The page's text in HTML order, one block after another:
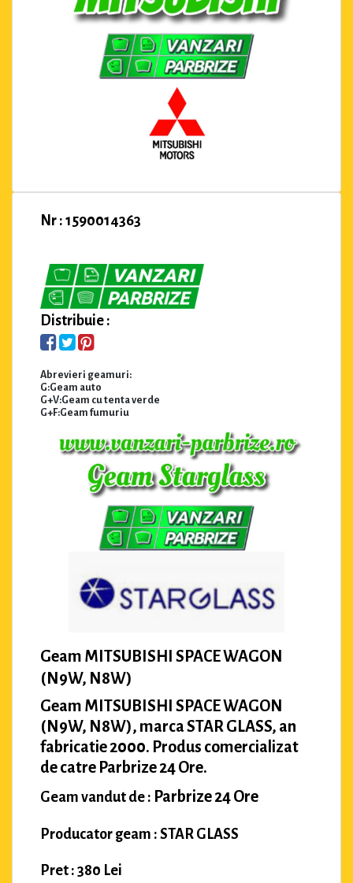
Nr : 1590014363
Distribuie :
Abrevieri geamuri:
G:Geam auto
G+V:Geam cu tenta verde
G+F:Geam fumuriu
Geam MITSUBISHI SPACE WAGON
(N9W, N8W)
Geam MITSUBISHI SPACE WAGON
(N9W, N8W), marca STAR GLASS, an
fabricatie 2000. Produs comercializat
de catre Parbrize 24 Ore.
Geam vandut de : Parbrize 24 Ore
Producator geam : STAR GLASS
Pret : 380 Lei